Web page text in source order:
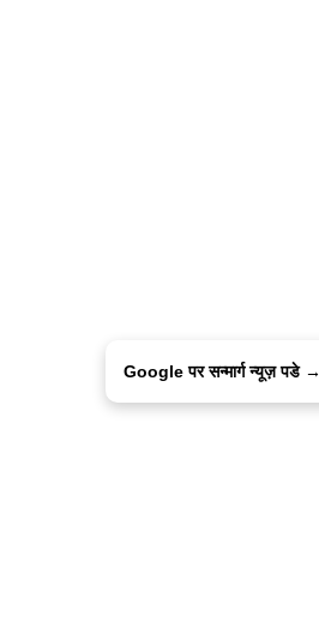
Google पर सन्मार्ग न्यूज़ पडे →